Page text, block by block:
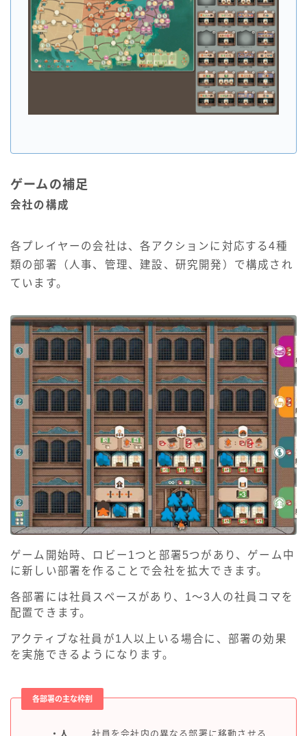
ゲームの補足
会社の構成
各プレイヤーの会社は、各アクションに対応する4種
類の部署（人事、管理、建設、研究開発）で構成され
ています。
ゲーム開始時、ロビー1つと部署5つがあり、ゲーム中
に新しい部署を作ることで会社を拡大できます。
各部署には社員スペースがあり、1～3人の社員コマを
配置できます。
アクティブな社員が1人以上いる場合に、部署の効果
を実施できるようになります。
各部署の主な枠割
・人 社員を会社内の異なる部署に移動させる